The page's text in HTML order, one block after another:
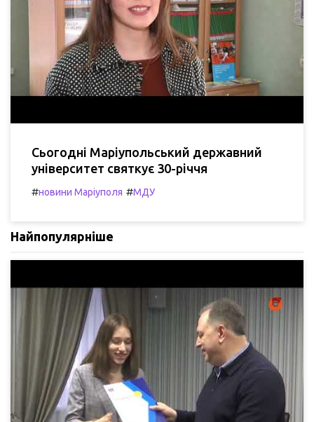
Сьогодні Маріупольський державний
університет святкує 30-річчя
#новини Маріуполя #МДУ
Найпопулярніше